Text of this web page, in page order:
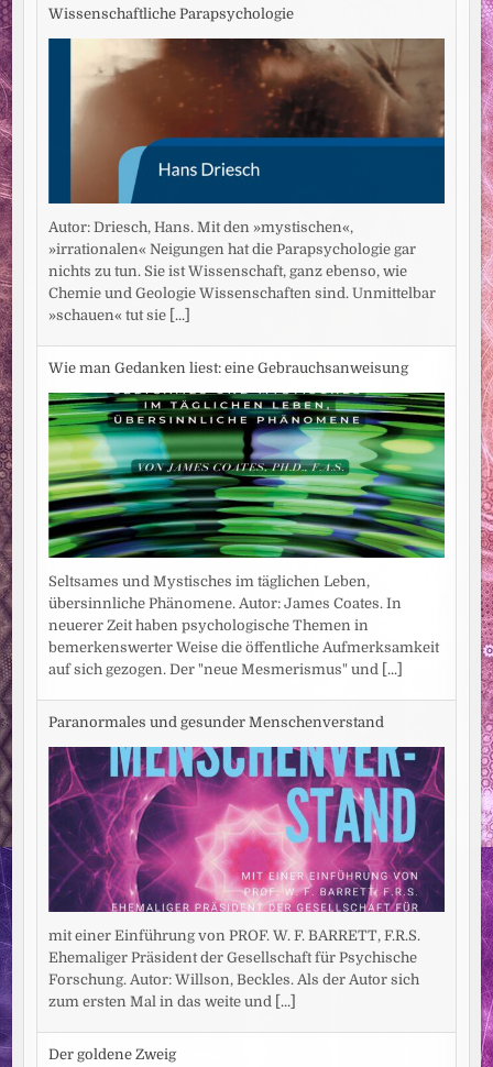
Wissenschaftliche Parapsychologie
Autor: Driesch, Hans. Mit den »mystischen«,
»irrationalen« Neigungen hat die Parapsychologie gar
nichts zu tun. Sie ist Wissenschaft, ganz ebenso, wie
Chemie und Geologie Wissenschaften sind. Unmittelbar
»schauen« tut sie [...]
Wie man Gedanken liest: eine Gebrauchsanweisung
Seltsames und Mystisches im täglichen Leben,
übersinnliche Phänomene. Autor: James Coates. In
neuerer Zeit haben psychologische Themen in
bemerkenswerter Weise die öffentliche Aufmerksamkeit
auf sich gezogen. Der "neue Mesmerismus" und [...]
Paranormales und gesunder Menschenverstand
mit einer Einführung von PROF. W. F. BARRETT, F.R.S.
Ehemaliger Präsident der Gesellschaft für Psychische
Forschung. Autor: Willson, Beckles. Als der Autor sich
zum ersten Mal in das weite und [...]
Der goldene Zweig